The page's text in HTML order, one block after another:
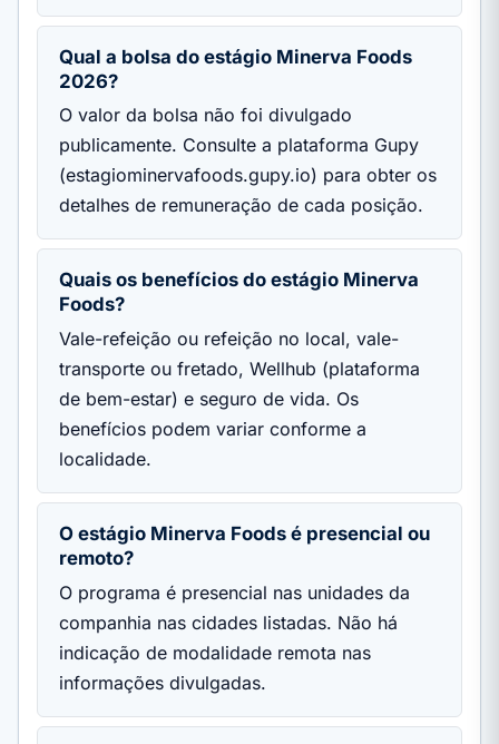
Qual a bolsa do estágio Minerva Foods
2026?
O valor da bolsa não foi divulgado
publicamente. Consulte a plataforma Gupy
(estagiominervafoods.gupy.io) para obter os
detalhes de remuneração de cada posição.
Quais os benefícios do estágio Minerva
Foods?
Vale-refeição ou refeição no local, vale-
transporte ou fretado, Wellhub (plataforma
de bem-estar) e seguro de vida. Os
benefícios podem variar conforme a
localidade.
O estágio Minerva Foods é presencial ou
remoto?
O programa é presencial nas unidades da
companhia nas cidades listadas. Não há
indicação de modalidade remota nas
informações divulgadas.